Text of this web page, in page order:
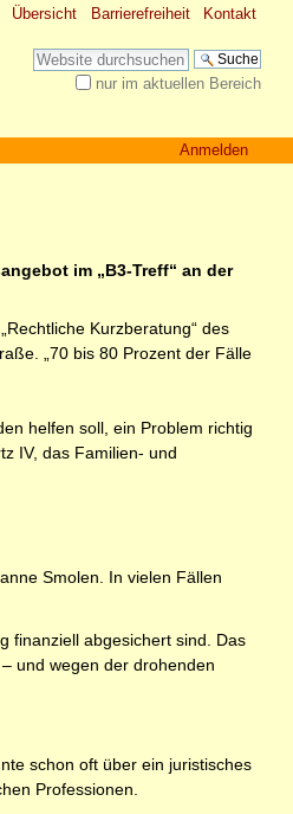
Übersicht Barrierefreiheit Kontakt
Website durchsuchen
nur im aktuellen Bereich
Anmelden
im „B3-Treff“ an der
Kurzberatung“ des
„70 bis 80 Prozent der Fälle
helfen soll, ein Problem richtig
IV, das Familien- und
Smolen. In vielen Fällen
finanziell abgesichert sind. Das
und wegen der drohenden
schon oft über ein juristisches
Professionen.